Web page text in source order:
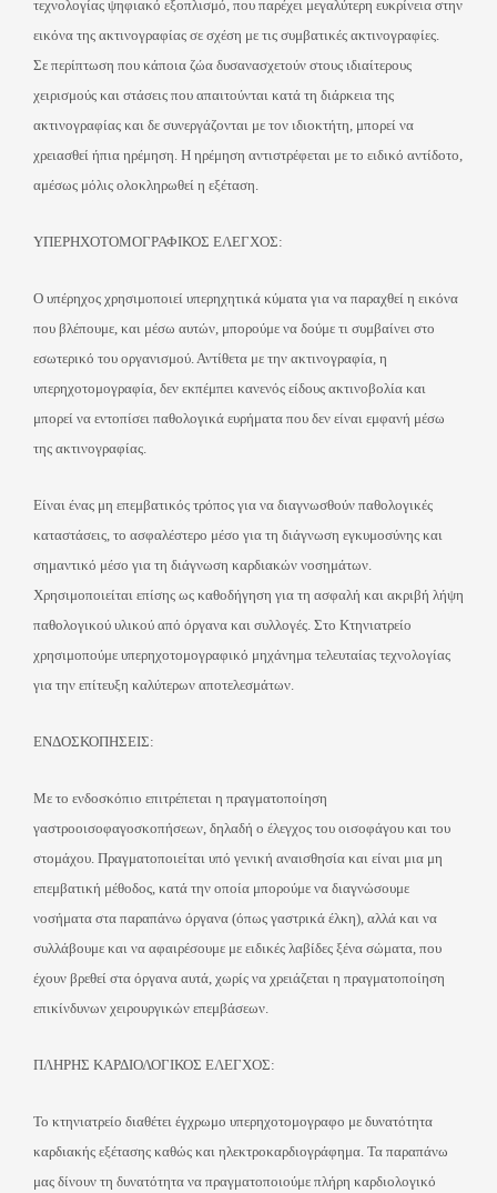
τεχνολογίας ψηφιακό εξοπλισμό, που παρέχει μεγαλύτερη ευκρίνεια στην
εικόνα της ακτινογραφίας σε σχέση με τις συμβατικές ακτινογραφίες.
Σε περίπτωση που κάποια ζώα δυσανασχετούν στους ιδιαίτερους
χειρισμούς και στάσεις που απαιτούνται κατά τη διάρκεια της
ακτινογραφίας και δε συνεργάζονται με τον ιδιοκτήτη, μπορεί να
χρειασθεί ήπια ηρέμηση. Η ηρέμηση αντιστρέφεται με το ειδικό αντίδοτο,
αμέσως μόλις ολοκληρωθεί η εξέταση.
ΥΠΕΡΗΧΟΤΟΜΟΓΡΑΦΙΚΟΣ ΕΛΕΓΧΟΣ:
Ο υπέρηχος χρησιμοποιεί υπερηχητικά κύματα για να παραχθεί η εικόνα
που βλέπουμε, και μέσω αυτών, μπορούμε να δούμε τι συμβαίνει στο
εσωτερικό του οργανισμού. Αντίθετα με την ακτινογραφία, η
υπερηχοτομογραφία, δεν εκπέμπει κανενός είδους ακτινοβολία και
μπορεί να εντοπίσει παθολογικά ευρήματα που δεν είναι εμφανή μέσω
της ακτινογραφίας.
Είναι ένας μη επεμβατικός τρόπος για να διαγνωσθούν παθολογικές
καταστάσεις, το ασφαλέστερο μέσο για τη διάγνωση εγκυμοσύνης και
σημαντικό μέσο για τη διάγνωση καρδιακών νοσημάτων.
Χρησιμοποιείται επίσης ως καθοδήγηση για τη ασφαλή και ακριβή λήψη
παθολογικού υλικού από όργανα και συλλογές. Στο Κτηνιατρείο
χρησιμοπούμε υπερηχοτομογραφικό μηχάνημα τελευταίας τεχνολογίας
για την επίτευξη καλύτερων αποτελεσμάτων.
ΕΝΔΟΣΚΟΠHΣΕΙΣ:
Με το ενδοσκόπιο επιτρέπεται η πραγματοποίηση
γαστροοισοφαγοσκοπήσεων, δηλαδή ο έλεγχος του οισοφάγου και του
στομάχου. Πραγματοποιείται υπό γενική αναισθησία και είναι μια μη
επεμβατική μέθοδος, κατά την οποία μπορούμε να διαγνώσουμε
νοσήματα στα παραπάνω όργανα (όπως γαστρικά έλκη), αλλά και να
συλλάβουμε και να αφαιρέσουμε με ειδικές λαβίδες ξένα σώματα, που
έχουν βρεθεί στα όργανα αυτά, χωρίς να χρειάζεται η πραγματοποίηση
επικίνδυνων χειρουργικών επεμβάσεων.
ΠΛΗΡΗΣ ΚΑΡΔΙΟΛΟΓΙΚΟΣ ΕΛΕΓΧΟΣ:
Το κτηνιατρείο διαθέτει έγχρωμο υπερηχοτομογραφο με δυνατότητα
καρδιακής εξέτασης καθώς και ηλεκτροκαρδιογράφημα. Τα παραπάνω
μας δίνουν τη δυνατότητα να πραγματοποιούμε πλήρη καρδιολογικό